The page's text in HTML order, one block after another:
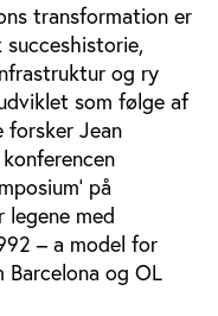
transformation er
og ry
som følge af
forsker Jean
på
legene med
– a model for
Barcelona og OL